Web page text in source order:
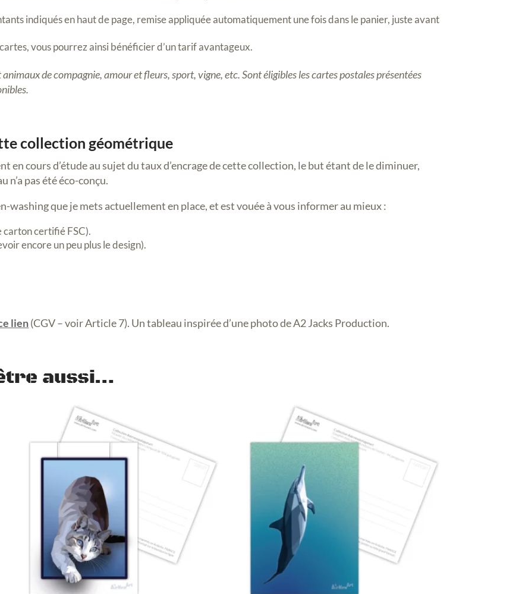
indiqués en haut de page, remise appliquée automatiquement une fois dans le panier, juste avant
vous pourrez ainsi bénéficier d’un tarif avantageux.
de compagnie, amour et fleurs, sport, vigne, etc. Sont éligibles les cartes postales présentées
collection géométrique
en cours d’étude au sujet du taux d’encrage de cette collection, le but étant de le diminuer,
n’a pas été éco-conçu.
washing que je mets actuellement en place, et est vouée à vous informer au mieux :
carton certifié FSC).
encore un peu plus le design).
lien(CGV – voir Article 7). Un tableau inspirée d’une photo de A2 Jacks Production.
aussi…